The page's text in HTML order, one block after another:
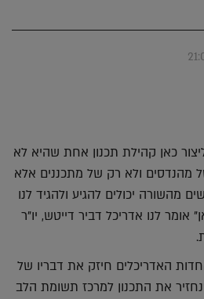
כאן קהילת תכנון אחת שהיא לא
מהנדסים ולא רק של מתכננים אלא
מהשורה יכולים להגיע ולהגיד לנו
אומר לנו אדריכל דביר דייטש, יו"ר
האדריכלים חיזק את דבריו של
את התכנון למרכז תשומת הלב